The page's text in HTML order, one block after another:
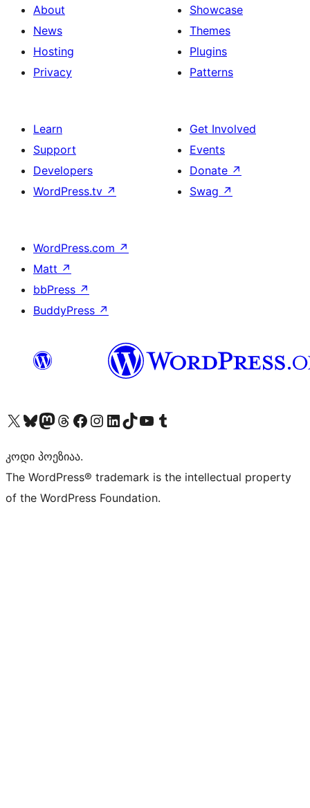
About
News
Hosting
Privacy
Showcase
Themes
Plugins
Patterns
Learn
Support
Developers
WordPress.tv ↗
Get Involved
Events
Donate ↗
Swag ↗
WordPress.com ↗
Matt ↗
bbPress ↗
BuddyPress ↗
Visit our X (formerly Twitter) account
Visit our Bluesky account
Visit our Mastodon account
Visit our Threads account
Visit our Facebook page
Visit our Instagram account
Visit our LinkedIn account
Visit our TikTok account
Visit our YouTube channel
Visit our Tumblr account
კოდი პოეზიაა.
The WordPress® trademark is the intellectual property
of the WordPress Foundation.